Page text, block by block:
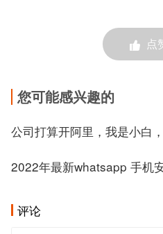
点
您可能感兴趣的
公司打算开阿里，我是小白
2022年最新whatsapp 手机
评论